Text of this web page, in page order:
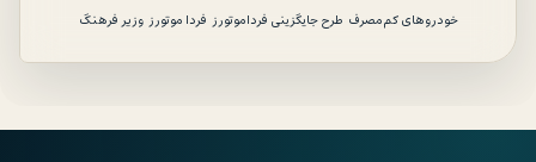
خودروهای کم‌مصرف طرح جایگزینی فرداموتورز فردا موتورز وزیر فرهنگ